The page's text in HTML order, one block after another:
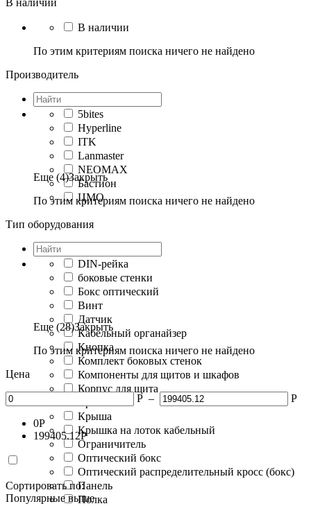
В наличии
По этим критериям поиска ничего не найдено
Производитель
5bites
Hyperline
ITK
Lanmaster
NEOMAX
Бастион
ЦМО
Еще (4)Закрыть
По этим критериям поиска ничего не найдено
Тип оборудования
DIN-рейка
боковые стенки
Бокс оптический
Винт
Датчик
Кабельный органайзер
Кнопка
Комплект боковых стенок
Компоненты для щитов и шкафов
Корпус для щита
Крыша
Крышка на лоток кабельный
Ограничитель
Оптический бокс
Оптический распределительный кросс (бокс)
Панель
Полка
Еще (28)Закрыть
По этим критериям поиска ничего не найдено
Цена
Р – Р
0Р
199405.12Р
Сортировать по:
Популярные выше